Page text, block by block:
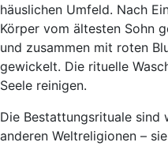
häuslichen Umfeld. Nach
Körper vom ältesten Sohn
und zusammen mit roten
gewickelt. Die rituelle
Seele reinigen.
Die Bestattungsrituale sind
anderen Weltreligionen –